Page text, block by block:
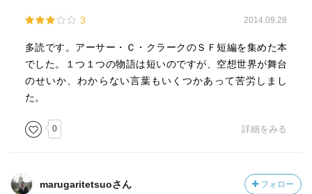
3 2014.09.28
多読です。アーサー・Ｃ・クラークのＳＦ短編を集めた本
でした。１つ１つの物語は短いのですが、空想世界が舞台
のせいか、わからない言葉もいくつかあって苦労しまし
た。
0 詳細をみる
marugaritetsuoさん フォロー